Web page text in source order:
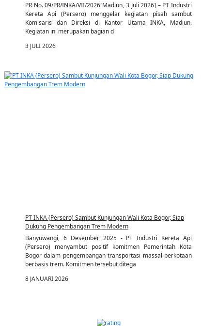
PR No. 09/PR/INKA/VII/2026[Madiun, 3 Juli 2026] – PT Industri
Kereta Api (Persero) menggelar kegiatan pisah sambut
Komisaris dan Direksi di Kantor Utama INKA, Madiun.
Kegiatan ini merupakan bagian d
3 JULI 2026
PT INKA (Persero) Sambut Kunjungan Wali Kota Bogor, Siap
Dukung Pengembangan Trem Modern
Banyuwangi, 6 Desember 2025 - PT Industri Kereta Api
(Persero) menyambut positif komitmen Pemerintah Kota
Bogor dalam pengembangan transportasi massal perkotaan
berbasis trem. Komitmen tersebut ditega
8 JANUARI 2026